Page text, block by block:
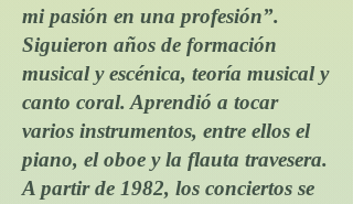
mi pasión en una profesión”.
Siguieron años de formación
musical y escénica, teoría musical y
canto coral. Aprendió a tocar
varios instrumentos, entre ellos el
piano, el oboe y la flauta travesera.
A partir de 1982, los conciertos se